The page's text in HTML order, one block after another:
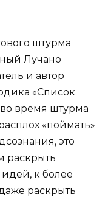
штурма
Лучано
и автор
«Список
во время штурма
«поймать»
это
раскрыть
к более
раскрыть